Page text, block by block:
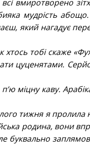
вмиротворено
мудрість
який нагадує
тобі скаже
цуценятами.
міцну каву.
тижня я пролила
родина, вони
буквально